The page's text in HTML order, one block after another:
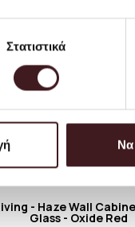
Στατιστικά
Να
- Haze Wall
Glass - Oxide Red